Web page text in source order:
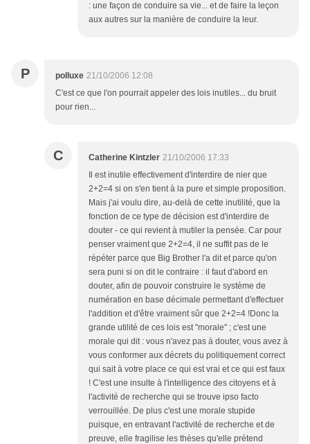
: une façon de conduire sa vie... et de faire la leçon
aux autres sur la manière de conduire la leur.
P polluxe 21/10/2006 12:08
C'est ce que l'on pourrait appeler des lois inutiles... du bruit
pour rien...
C Catherine Kintzler 21/10/2006 17:33
Il est inutile effectivement d'interdire de nier que
2+2=4 si on s'en tient à la pure et simple proposition.
Mais j'ai voulu dire, au-delà de cette inutilité, que la
fonction de ce type de décision est d'interdire de
douter - ce qui revient à mutiler la pensée. Car pour
penser vraiment que 2+2=4, il ne suffit pas de le
répéter parce que Big Brother l'a dit et parce qu'on
sera puni si on dit le contraire : il faut d'abord en
douter, afin de pouvoir construire le système de
numération en base décimale permettant d'effectuer
l'addition et d'être vraiment sûr que 2+2=4 !Donc la
grande utilité de ces lois est "morale" ; c'est une
morale qui dit : vous n'avez pas à douter, vous avez à
vous conformer aux décrets du politiquement correct
qui sait à votre place ce qui est vrai et ce qui est faux
! C'est une insulte à l'intelligence des citoyens et à
l'activité de recherche qui se trouve ipso facto
verrouillée. De plus c'est une morale stupide
puisque, en entravant l'activité de recherche et de
preuve, elle fragilise les thèses qu'elle prétend